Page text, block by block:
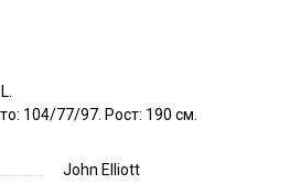
104/77/97. Рост: 190 см.
John Elliott